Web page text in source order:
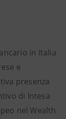
in Italia
e
presenza
di Intesa
nel Wealth